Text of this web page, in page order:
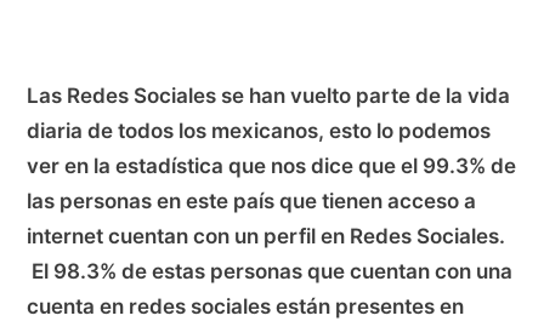
Las Redes Sociales se han vuelto parte de la vida
diaria de todos los mexicanos, esto lo podemos
ver en la estadística que nos dice que el 99.3% de
las personas en este país que tienen acceso a
internet cuentan con un perfil en Redes Sociales.
El 98.3% de estas personas que cuentan con una
cuenta en redes sociales están presentes en